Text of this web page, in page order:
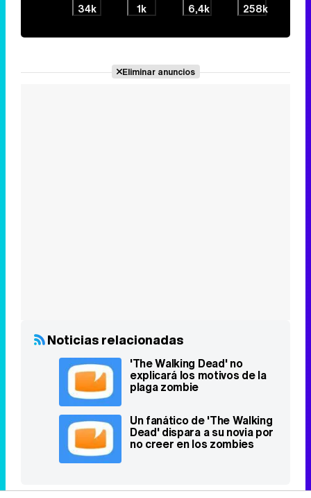
34k 1k 6,4k 258k
Eliminar anuncios
Noticias relacionadas
'The Walking Dead' no
explicará los motivos de la
plaga zombie
Un fanático de 'The Walking
Dead' dispara a su novia por
no creer en los zombies